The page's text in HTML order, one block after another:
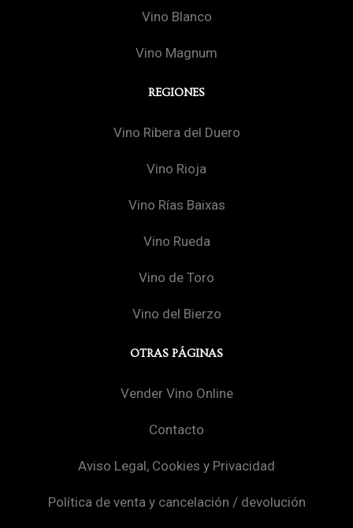
Vino Blanco
Vino Magnum
REGIONES
Vino Ribera del Duero
Vino Rioja
Vino Rías Baixas
Vino Rueda
Vino de Toro
Vino del Bierzo
OTRAS PÁGINAS
Vender Vino Online
Contacto
Aviso Legal, Cookies y Privacidad
Política de venta y cancelación / devolución